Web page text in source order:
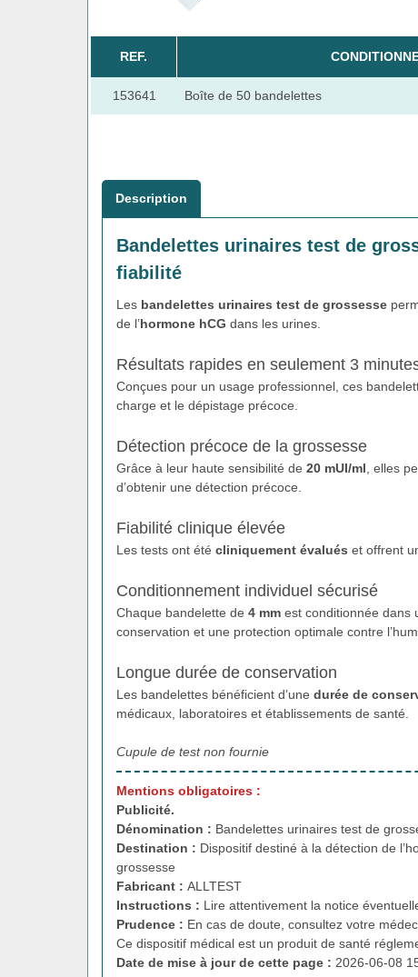
REF.
153641 Boîte de 50 bandelettes
Description
Bandelettes urinaires test de
fiabilité
Les bandelettes urinaires test de grossesse
de l’hormone hCG dans les urines.
Résultats rapides en seulement 3
Conçues pour un usage professionnel, ces
charge et le dépistage précoce.
Détection précoce de la grossesse
Grâce à leur haute sensibilité de 20 mUI/ml , elles
d’obtenir une détection précoce.
Fiabilité clinique élevée
Les tests ont été cliniquement évalués et offrent
Conditionnement individuel sécurisé
Chaque bandelette de 4 mm est conditionnée dans
conservation et une protection optimale contre
Longue durée de conservation
Les bandelettes bénéficient d’une durée de
médicaux, laboratoires et établissements de santé.
Cupule de test non fournie
Mentions obligatoires :
Publicité.
Dénomination : Bandelettes urinaires test de
Destination : Dispositif destiné à la détection de
grossesse
Fabricant : ALLTEST
Instructions : Lire attentivement la notice
Prudence : En cas de doute, consultez votre
Ce dispositif médical est un produit de santé
Date de mise à jour de cette page : 2026-06-08